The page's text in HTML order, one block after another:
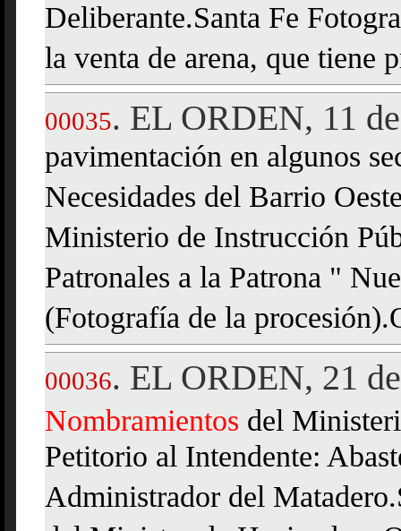
Deliberante.Santa Fe
la venta de arena, que tiene
00035. EL ORDEN, 11
pavimentación en algunos
Necesidades del Barrio
Ministerio de Instrucción
Patronales a la Patrona "
(Fotografía de la
00036. EL ORDEN, 21
Nombramientos del
Petitorio al Intendente:
Administrador del